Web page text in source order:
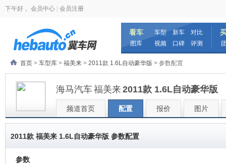
下午好， 会员中心 会员注册
看车
图库
车型 新车
对比
视频
口碑 评测
首页 > 车型库 > 福美来 > 2011款 1.6L自动豪华版 > 参数配置
海马汽车福美来2011款 1.6L自动豪华版
频道首页 配置 报价 图片
2011款 福美来 1.6L自动豪华版 参数配置
参数